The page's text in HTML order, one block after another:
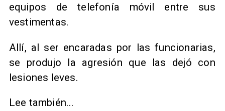
equipos de telefonía móvil entre sus
vestimentas.
Allí, al ser encaradas por las funcionarias,
se produjo la agresión que las dejó con
lesiones leves.
Lee también...